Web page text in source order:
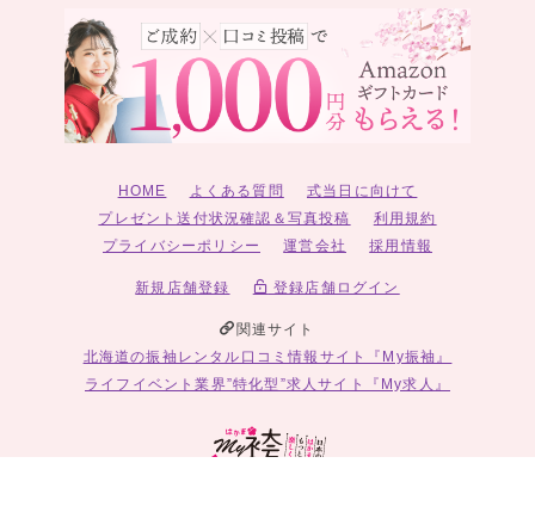
HOME よくある質問
式当日に向けて
プレゼント送付状況確認＆写真投稿
利用規約
プライバシーポリシー
運営会社 採用情報
新規店舗登録 登録店舗ログイン
関連サイト
北海道の振袖レンタル口コミ情報サイト『My振袖』
ライフイベント業界”特化型”求人サイト『My求人』